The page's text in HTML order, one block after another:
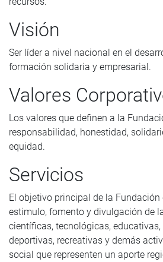
Visión
Ser líder a nivel nacional en el
formación solidaria y empresarial.
Valores
Los valores que definen a la
responsabilidad, honestidad,
equidad.
Servicios
El objetivo principal de la
estimulo, fomento y divulgación de
científicas, tecnológicas,
deportivas, recreativas y demás
social que representen un aporte